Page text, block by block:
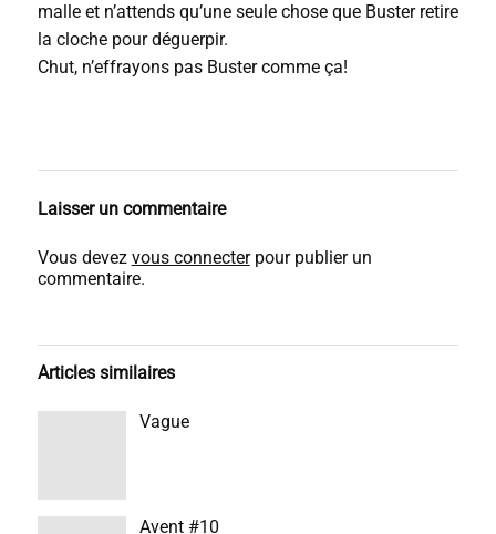
malle et n’attends qu’une seule chose que Buster retire
la cloche pour déguerpir.
Chut, n’effrayons pas Buster comme ça!
Laisser un commentaire
Vous devez vous connecterpour publier un
commentaire.
Articles similaires
Vague
Avent #10